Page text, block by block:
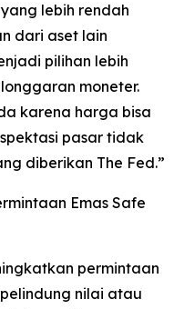
lebih rendah
dari aset lain
pilihan lebih
moneter.
karena harga bisa
pasar tidak
diberikan The Fed.”
Emas Safe
permintaan
nilai atau